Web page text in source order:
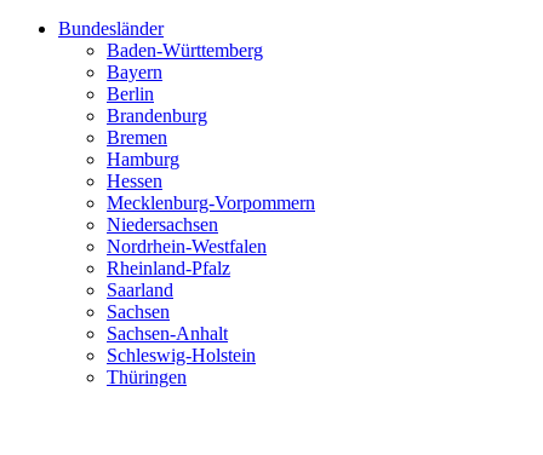
Bundesländer
Baden-Württemberg
Bayern
Berlin
Brandenburg
Bremen
Hamburg
Hessen
Mecklenburg-Vorpommern
Niedersachsen
Nordrhein-Westfalen
Rheinland-Pfalz
Saarland
Sachsen
Sachsen-Anhalt
Schleswig-Holstein
Thüringen